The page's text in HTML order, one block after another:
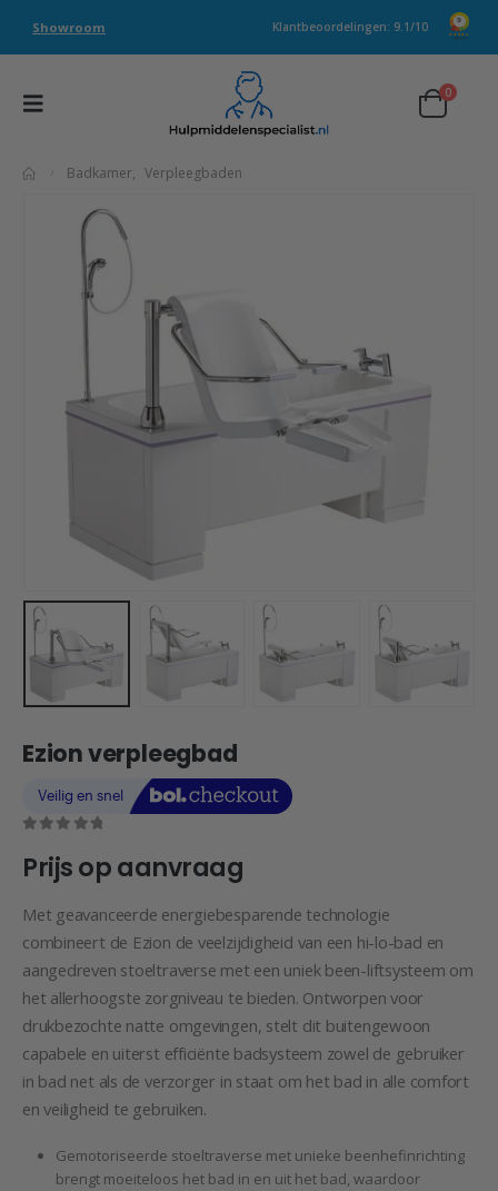
Showroom Klantbeoordelingen: 9.1/10
0
Badkamer, Verpleegbaden
Ezion verpleegbad
Prijs op aanvraag
Met geavanceerde energiebesparende technologie
combineert de Ezion de veelzijdigheid van een hi-lo-bad en
aangedreven stoeltraverse met een uniek been-liftsysteem om
het allerhoogste zorgniveau te bieden. Ontworpen voor
drukbezochte natte omgevingen, stelt dit buitengewoon
capabele en uiterst efficiënte badsysteem zowel de gebruiker
in bad net als de verzorger in staat om het bad in alle comfort
en veiligheid te gebruiken.
Gemotoriseerde stoeltraverse met unieke beenhefinrichting
brengt moeiteloos het bad in en uit het bad, waardoor